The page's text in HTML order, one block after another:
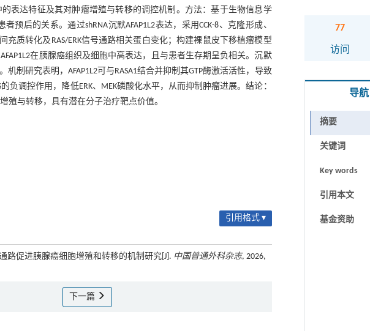
表达特征及其对肿瘤增殖与转移的调控机制。方法：基于生物信息学
预后的关系。通过shRNA沉默AFAP1L2表达，采用CCK-8、克隆形成、
充质转化及RAS/ERK信号通路相关蛋白变化；构建裸鼠皮下移植瘤模型
在胰腺癌组织及细胞中高表达，且与患者生存期呈负相关。沉默
制研究表明，AFAP1L2可与RASA1结合并抑制其GTP酶激活活性，导致
的负调控作用，降低ERK、MEK磷酸化水平，从而抑制肿瘤进展。结论：
殖与转移，具有潜在分子治疗靶点价值。
引用格式 ▾
路促进胰腺癌细胞增殖和转移的机制研究[J]. 中国普通外科杂志, 2026,
下一篇
77
访问
导航
摘要
关键词
Key words
引用本文
基金资助